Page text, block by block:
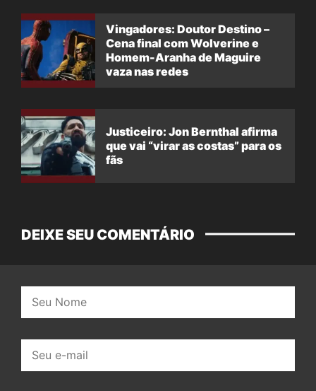
Vingadores: Doutor Destino –
Cena final com Wolverine e
Homem-Aranha de Maguire
vaza nas redes
Justiceiro: Jon Bernthal afirma
que vai “virar as costas” para os
fãs
DEIXE SEU COMENTÁRIO
mail: